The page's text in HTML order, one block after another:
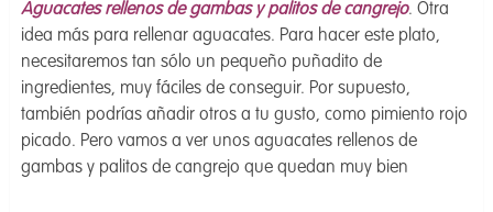
Aguacates rellenos de gambas y palitos de cangrejo. Otra
idea más para rellenar aguacates. Para hacer este plato,
necesitaremos tan sólo un pequeño puñadito de
ingredientes, muy fáciles de conseguir. Por supuesto,
también podrías añadir otros a tu gusto, como pimiento rojo
picado. Pero vamos a ver unos aguacates rellenos de
gambas y palitos de cangrejo que quedan muy bien